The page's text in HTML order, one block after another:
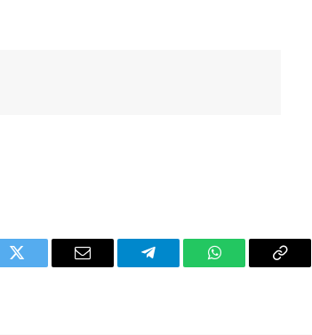
Twitter Email Telegram WhatsAppCopy